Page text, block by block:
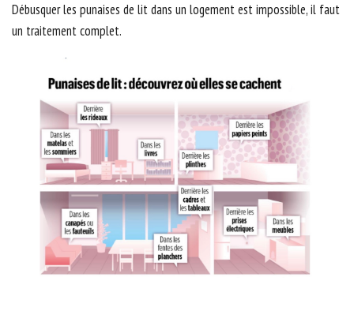
Débusquer les punaises de lit dans un logement est impossible, il faut
un traitement complet.